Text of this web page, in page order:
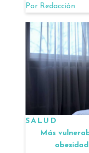
Por Redacción
SALUD
Más